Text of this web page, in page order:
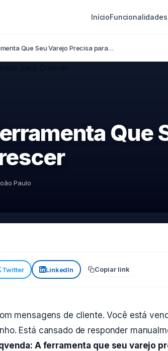
InícioFuncionalidades
Que Seu Varejo Precisa para…
Que
Paulo
Twitter LinkedIn Copiar link
mensagens de cliente. Você está
Está cansado de responder
A ferramenta que seu varejo